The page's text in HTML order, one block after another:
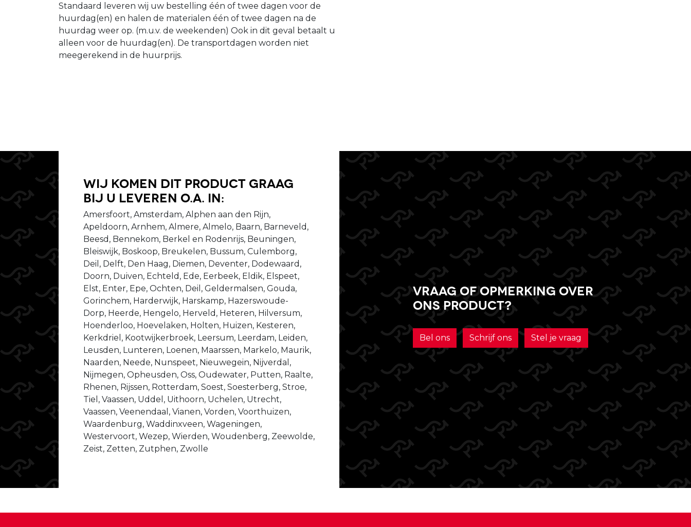
Standaard leveren wij uw bestelling één of twee dagen voor de
huurdag(en) en halen de materialen één of twee dagen na de
huurdag weer op. (m.u.v. de weekenden) Ook in dit geval betaalt u
alleen voor de huurdag(en). De transportdagen worden niet
meegerekend in de huurprijs.
Wij komen dit product graag
bij u leveren o.a. in:
Amersfoort, Amsterdam, Alphen aan den Rijn,
Apeldoorn, Arnhem, Almere, Almelo, Baarn, Barneveld,
Beesd, Bennekom, Berkel en Rodenrijs, Beuningen,
Bleiswijk, Boskoop, Breukelen, Bussum, Culemborg,
Deil, Delft, Den Haag, Diemen, Deventer, Dodewaard,
Doorn, Duiven, Echteld, Ede, Eerbeek, Eldik, Elspeet,
Elst, Enter, Epe, Ochten, Deil, Geldermalsen, Gouda,
Gorinchem, Harderwijk, Harskamp, Hazerswoude-
Dorp, Heerde, Hengelo, Herveld, Heteren, Hilversum,
Hoenderloo, Hoevelaken, Holten, Huizen, Kesteren,
Kerkdriel, Kootwijkerbroek, Leersum, Leerdam, Leiden,
Leusden, Lunteren, Loenen, Maarssen, Markelo, Maurik,
Naarden, Neede, Nunspeet, Nieuwegein, Nijverdal,
Nijmegen, Opheusden, Oss, Oudewater, Putten, Raalte,
Rhenen, Rijssen, Rotterdam, Soest, Soesterberg, Stroe,
Tiel, Vaassen, Uddel, Uithoorn, Uchelen, Utrecht,
Vaassen, Veenendaal, Vianen, Vorden, Voorthuizen,
Waardenburg, Waddinxveen, Wageningen,
Westervoort, Wezep, Wierden, Woudenberg, Zeewolde,
Zeist, Zetten, Zutphen, Zwolle
Vraag of opmerking over
ons product?
Bel ons Schrijf ons Stel je vraag